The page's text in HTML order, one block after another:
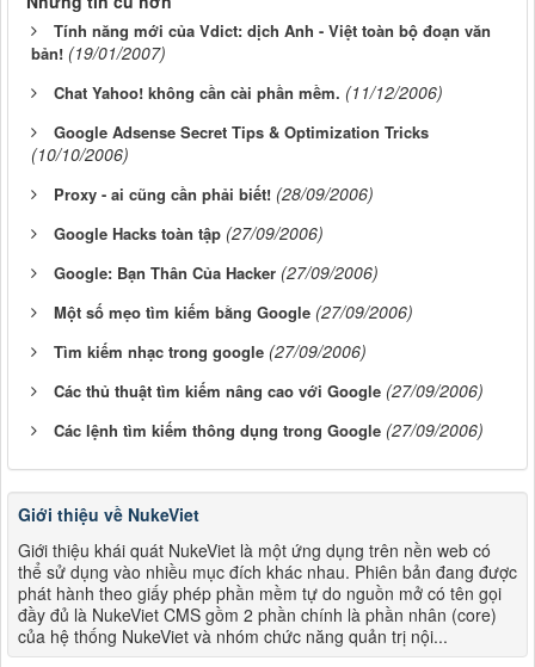
Tính năng mới của Vdict: dịch Anh - Việt toàn bộ đoạn văn
bản! (19/01/2007)
Chat Yahoo! không cần cài phần mềm. (11/12/2006)
Google Adsense Secret Tips & Optimization Tricks
(10/10/2006)
Proxy - ai cũng cần phải biết! (28/09/2006)
Google Hacks toàn tập (27/09/2006)
Google: Bạn Thân Của Hacker (27/09/2006)
Một số mẹo tìm kiếm bằng Google (27/09/2006)
Tìm kiếm nhạc trong google (27/09/2006)
Các thủ thuật tìm kiếm nâng cao với Google (27/09/2006)
Các lệnh tìm kiếm thông dụng trong Google (27/09/2006)
Giới thiệu về NukeViet
Giới thiệu khái quát NukeViet là một ứng dụng trên nền web có
thể sử dụng vào nhiều mục đích khác nhau. Phiên bản đang được
phát hành theo giấy phép phần mềm tự do nguồn mở có tên gọi
đầy đủ là NukeViet CMS gồm 2 phần chính là phần nhân (core)
của hệ thống NukeViet và nhóm chức năng quản trị nội...